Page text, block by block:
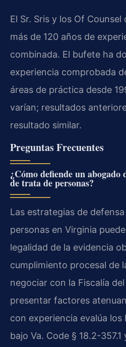
El Sr. Sris y los Of
más de 120 años de
combinada. El bufete ha
experiencia comprobada
áreas de práctica desde
varían; resultados
resultado similar.
Preguntas Frecuentes
¿Cómo defiende un
de trata de personas?
Las estrategias de
personas en Virginia
legalidad de la evidencia
cumplimiento procesal de
negociar con la Fiscalía
presentar factores
con experiencia evalúa
bajo Va. Code § 18.2-